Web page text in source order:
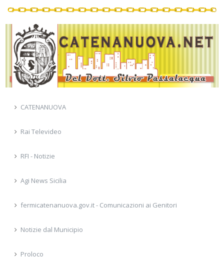
CATENANUOVA
Rai Televideo
RFI - Notizie
Agi News Sicilia
fermicatenanuova.gov.it - Comunicazioni ai Genitori
Notizie dal Municipio
Proloco